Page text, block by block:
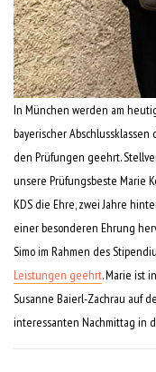
In München werden am
bayerischer
den Prüfungen geehrt.
unsere Prüfungsbeste Marie
KDS die Ehre, zwei Jahre
einer besonderen Ehrung
Simo im Rahmen des
Leistungen geehrt. Marie ist
Susanne Baierl-Zachrau auf
interessanten Nachmittag in